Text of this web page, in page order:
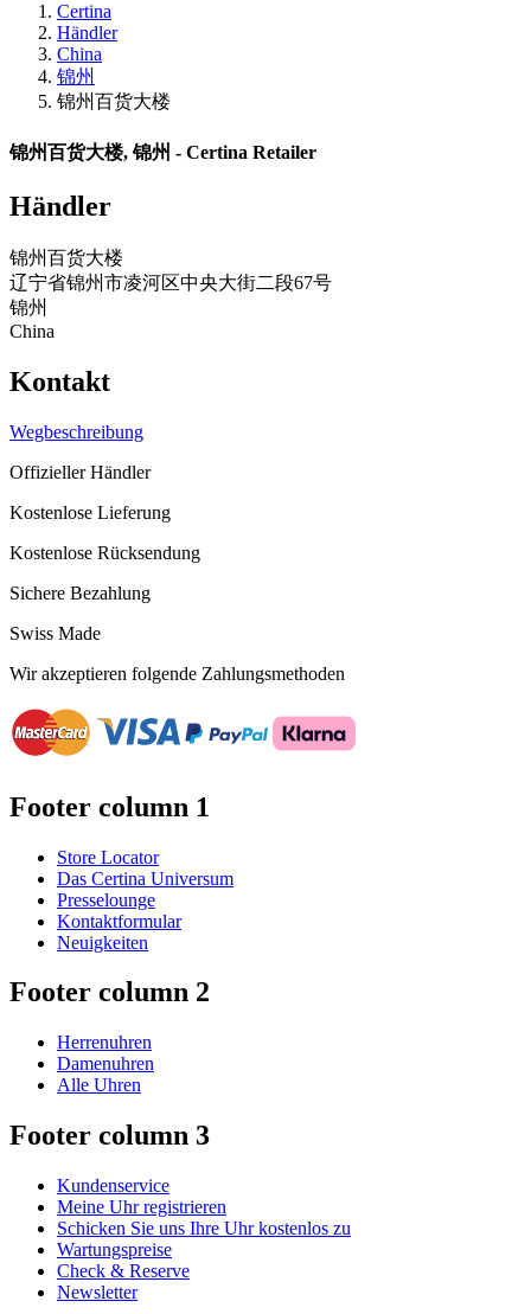
Certina
Händler
China
锦州
锦州百货大楼
锦州百货大楼, 锦州 - Certina Retailer
Händler
锦州百货大楼
辽宁省锦州市凌河区中央大街二段67号
锦州
China
Kontakt
Wegbeschreibung
Offizieller Händler
Kostenlose Lieferung
Kostenlose Rücksendung
Sichere Bezahlung
Swiss Made
Wir akzeptieren folgende Zahlungsmethoden
Footer column 1
Store Locator
Das Certina Universum
Presselounge
Kontaktformular
Neuigkeiten
Footer column 2
Herrenuhren
Damenuhren
Alle Uhren
Footer column 3
Kundenservice
Meine Uhr registrieren
Schicken Sie uns Ihre Uhr kostenlos zu
Wartungspreise
Check & Reserve
Newsletter